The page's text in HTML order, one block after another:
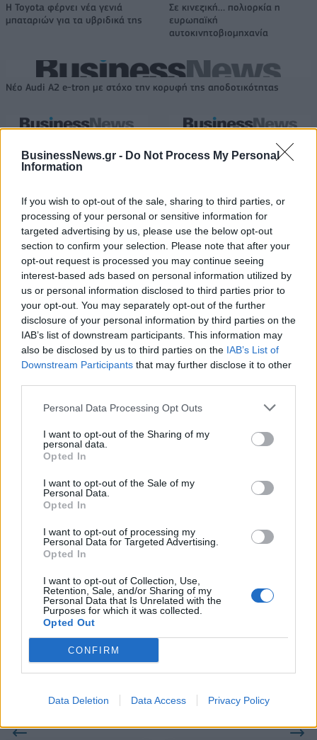
BusinessNews.gr - Do Not Process My Personal
Information
If you wish to opt-out of the sale, sharing to third parties, or
processing of your personal or sensitive information for
targeted advertising by us, please use the below opt-out
section to confirm your selection. Please note that after your
opt-out request is processed you may continue seeing
interest-based ads based on personal information utilized by
us or personal information disclosed to third parties prior to
your opt-out. You may separately opt-out of the further
disclosure of your personal information by third parties on the
IAB’s list of downstream participants. This information may
also be disclosed by us to third parties on the IAB’s List of
Downstream Participants that may further disclose it to other
Personal Data Processing Opt Outs
I want to opt-out of the Sharing of my
personal data.
Opted In
I want to opt-out of the Sale of my
Personal Data.
Opted In
I want to opt-out of processing my
Personal Data for Targeted Advertising.
Opted In
I want to opt-out of Collection, Use,
Retention, Sale, and/or Sharing of my
Personal Data that Is Unrelated with the
Purposes for which it was collected.
Opted Out
CONFIRM
Data Deletion Data Access Privacy Policy
Η Toyota φέρνει νέα γενιά
μπαταριών για τα υβριδικά της
Σε κινεζική… πολιορκία η
ευρωπαϊκή
αυτοκινητοβιομηχανία
Νέο Audi A2 e-tron με στόχο την κορυφή της αποδοτικότητας
δηλώσει συμμετοχή στο ντραφτ
του WNBA!
Γιαννακόπουλος: «Όταν σου
ρίχνουν μια πέτρα, τους
ΕΛΣΤΑΤ: Στο 3,4% υποχώρησε ο πληθωρισμός τον Ιούλιο
Χρηματοδότηση 8 εκατ. ευρώ
σε 843 μέσα ενημέρωσης-
Ξεκίνησε το πενταετές
πρόγραμμα ενίσχυσης του
Τύπου
Metlen: Ρεκόρ EBITDA στο α'
εξάμηνο, στα 550 εκατ. ευρώ –
Καθαρά κέρδη 313 εκατ. ευρώ
Το FIAT 500 Hybrid τώρα από
συνεργασίας τους μέχρι το
2028
18η συνεχόμενη χρονιά για τον ΟΤΕ στη διεθνή σειρά δεικτών
FTSE4Good
Alpha Bank: Για πρώτη φορά το Αρχαίο Θέατρο Επιδαύρου άνοιξε τις
πύλες του σε όλους
ΠΕΡΙΣΣΌΤΕΡΑ ΣΕ ΑΥΤΉ ΤΗΝ ΚΑΤΗΓΟΡΊΑ